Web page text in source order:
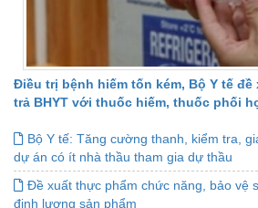
Điều trị bệnh hiếm tốn kém, Bộ Y tế
trả BHYT với thuốc hiếm, thuốc phối
Bộ Y tế: Tăng cường thanh, kiểm tra,
dự án có ít nhà thầu tham gia dự thầu
Đề xuất thực phẩm chức năng, bảo vệ
định lượng sản phẩm